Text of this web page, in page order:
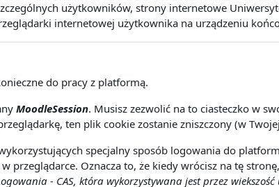
użytkowników, strony internetowe
internetowej użytkownika na urządzeniu
do pracy z platformą.
MoodleSession. Musisz zezwolić na to ciasteczko w
ten plik cookie zostanie zniszczony (w
specjalny sposób logowania do
przeglądarce. Oznacza to, że kiedy wrócisz na tę
- CAS, która wykorzystywana jest przez